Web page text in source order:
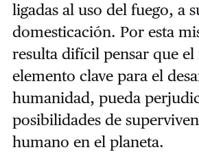
ligadas al uso del fuego, a
domesticación. Por esta
resulta difícil pensar que el
elemento clave para el
humanidad, pueda
posibilidades de
humano en el planeta.